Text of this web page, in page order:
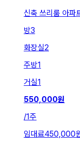
신축 쓰리룸 아파
방3
화장실2
주방1
거실1
550,000원
/1주
임대료450,000